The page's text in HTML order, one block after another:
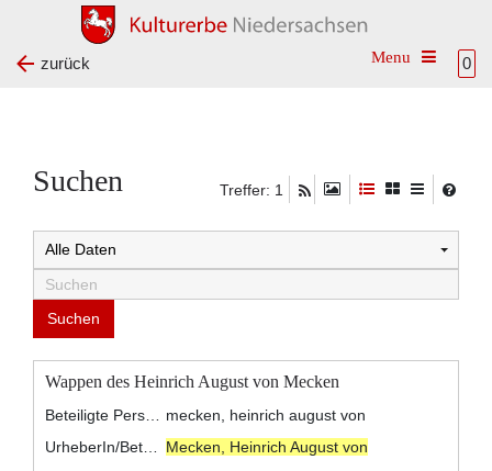
0
Toggle
zurück
Suchen Treffer: 1
Wappen des Heinrich August von Mecken
mecken, heinrich august von
Mecken, Heinrich August von